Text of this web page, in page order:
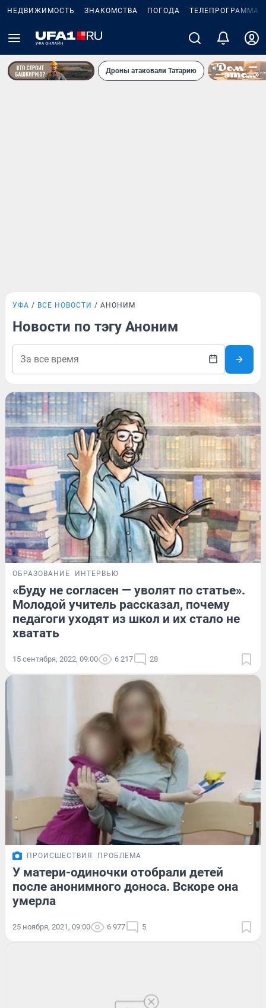
НЕДВИЖИМОСТЬ ЗНАКОМСТВА ПОГОДА ТЕЛЕПРОГРАММА
Дроны атаковали Татарию
УФА ВСЕ НОВОСТИ АНОНИМ
Новости по тэгу Аноним
ОБРАЗОВАНИЕ ИНТЕРВЬЮ
«Буду не согласен — уволят по статье».
Молодой учитель рассказал, почему
педагоги уходят из школ и их стало не
хватать
15 сентября, 2022, 09:00 6 217 28
ПРОИСШЕСТВИЯ ПРОБЛЕМА
У матери-одиночки отобрали детей
после анонимного доноса. Вскоре она
умерла
25 ноября, 2021, 09:00 6 977 5